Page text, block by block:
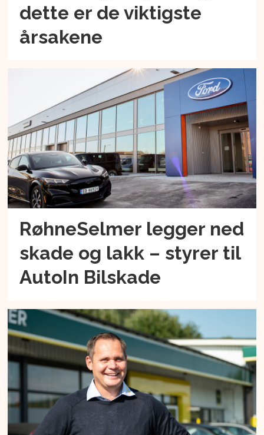
dette er de viktigste
årsakene
RøhneSelmer legger ned
skade og lakk – styrer til
AutoIn Bilskade